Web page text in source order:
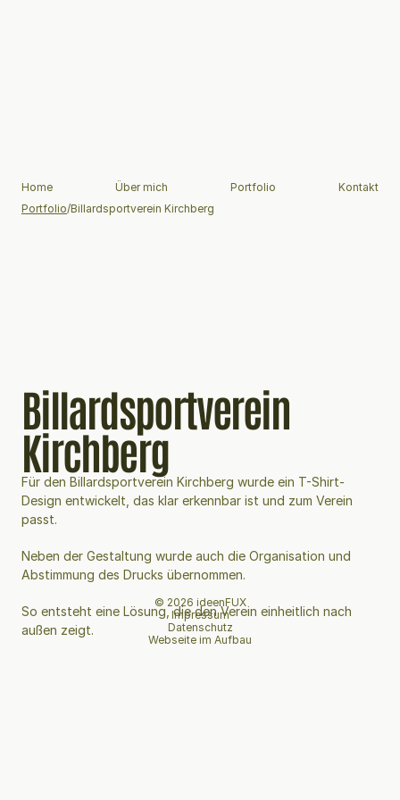
Home Über mich Portfolio
Kontakt
Portfolio/Billardsportverein Kirchberg
Billardsportverein
Kirchberg
Für den Billardsportverein Kirchberg wurde ein T-Shirt-
Design entwickelt, das klar erkennbar ist und zum Verein
passt.
Neben der Gestaltung wurde auch die Organisation und
Abstimmung des Drucks übernommen.
So entsteht eine Lösung, die den Verein einheitlich nach
außen zeigt.
© 2026 ideenFUX
Impressum
Datenschutz
Webseite im Aufbau